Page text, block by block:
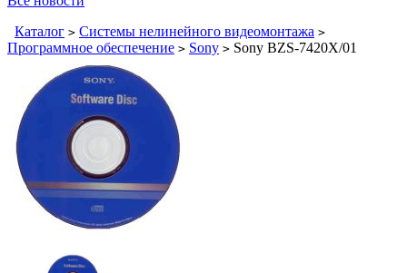
Каталог > Системы нелинейного видеомонтажа >
Программное обеспечение > Sony > Sony BZS-7420X/01